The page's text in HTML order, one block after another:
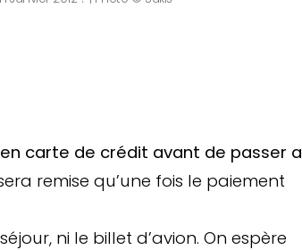
carte de crédit avant de passer a
remise qu’une fois le paiement
ni le billet d’avion. On espère